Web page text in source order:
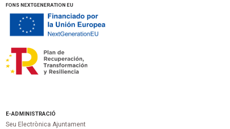
FONS NEXTGENERATION EU
E-ADMINISTRACIÓ
Seu Electrònica Ajuntament